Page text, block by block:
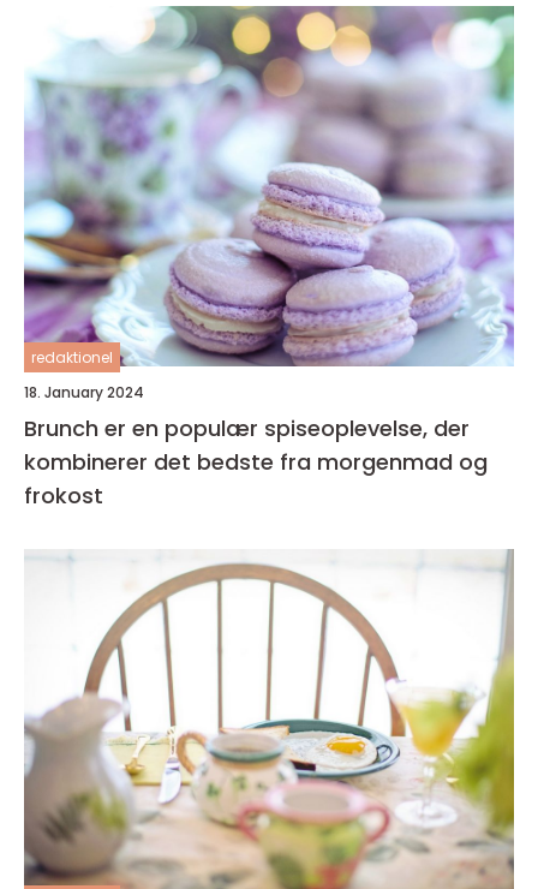
redaktionel
18. January 2024
Brunch er en populær spiseoplevelse, der
kombinerer det bedste fra morgenmad og
frokost